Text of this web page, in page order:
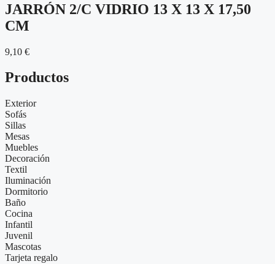
JARRÓN 2/C VIDRIO 13 X 13 X 17,50
CM
9,10 €
Productos
Exterior
Sofás
Sillas
Mesas
Muebles
Decoración
Textil
Iluminación
Dormitorio
Baño
Cocina
Infantil
Juvenil
Mascotas
Tarjeta regalo